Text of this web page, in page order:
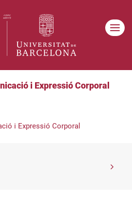
i Expressió Corporal
i Expressió Corporal